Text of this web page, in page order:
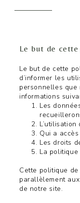
Le but de
Le but de cette
d’informer les
personnelles
informations
Les
Qui a
Les droits
La
Cette politique
parallèlement
de notre site.